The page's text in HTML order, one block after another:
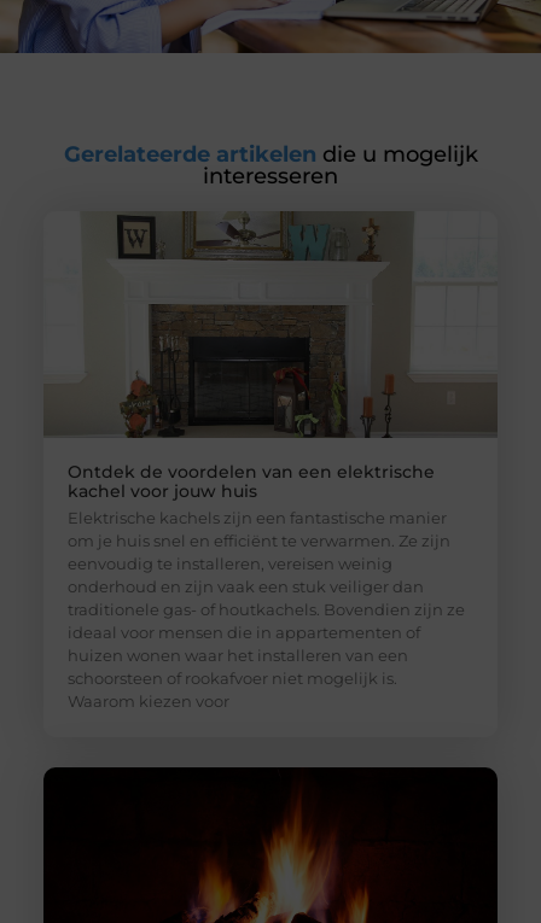
Gerelateerde artikelen die u mogelijk
interesseren
Ontdek de voordelen van een elektrische
kachel voor jouw huis
Elektrische kachels zijn een fantastische manier
om je huis snel en efficiënt te verwarmen. Ze zijn
eenvoudig te installeren, vereisen weinig
onderhoud en zijn vaak een stuk veiliger dan
traditionele gas- of houtkachels. Bovendien zijn ze
ideaal voor mensen die in appartementen of
huizen wonen waar het installeren van een
schoorsteen of rookafvoer niet mogelijk is.
Waarom kiezen voor